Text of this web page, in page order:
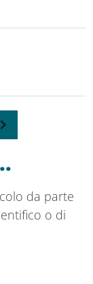
da parte
o di